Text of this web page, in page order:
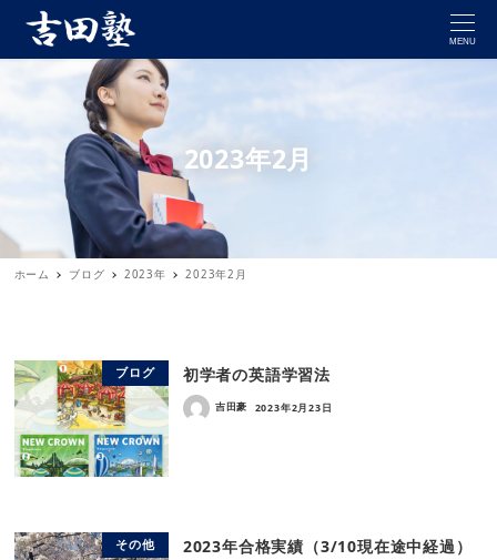
MENU
2023年2月
ホーム ブログ 2023年 2023年2月
ブログ 初学者の英語学習法
吉田豪 2023年2月23日
その他 2023年合格実績（3/10現在途中経過）